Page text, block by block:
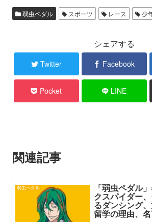
弱虫ペダル スポーツ レース 少
シェアする
Twitter Facebook
Pocket LINE
関連記事
弱虫ペダル 「弱虫ペダル
クスパイダー
るダンシング
留学の理由、